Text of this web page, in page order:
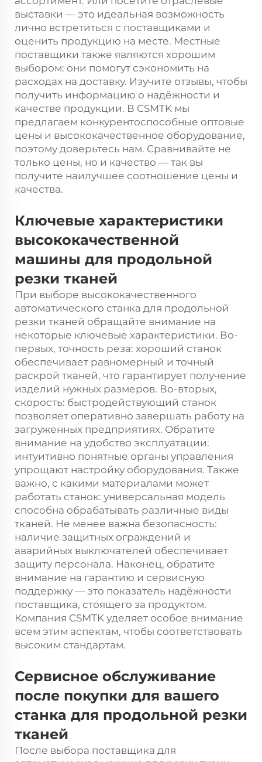
выставки — это идеальная возможность
лично встретиться с поставщиками и
оценить продукцию на месте. Местные
поставщики также являются хорошим
выбором: они помогут сэкономить на
расходах на доставку. Изучите отзывы, чтобы
получить информацию о надёжности и
качестве продукции. В CSMTK мы
предлагаем конкурентоспособные оптовые
цены и высококачественное оборудование,
поэтому доверьтесь нам. Сравнивайте не
только цены, но и качество — так вы
получите наилучшее соотношение цены и
качества.
Ключевые характеристики
высококачественной
машины для продольной
резки тканей
При выборе высококачественного
автоматического станка для продольной
резки тканей обращайте внимание на
некоторые ключевые характеристики. Во-
первых, точность реза: хороший станок
обеспечивает равномерный и точный
раскрой тканей, что гарантирует получение
изделий нужных размеров. Во-вторых,
скорость: быстродействующий станок
позволяет оперативно завершать работу на
загруженных предприятиях. Обратите
внимание на удобство эксплуатации:
интуитивно понятные органы управления
упрощают настройку оборудования. Также
важно, с какими материалами может
работать станок: универсальная модель
способна обрабатывать различные виды
тканей. Не менее важна безопасность:
наличие защитных ограждений и
аварийных выключателей обеспечивает
защиту персонала. Наконец, обратите
внимание на гарантию и сервисную
поддержку — это показатель надёжности
поставщика, стоящего за продуктом.
Компания CSMTK уделяет особое внимание
всем этим аспектам, чтобы соответствовать
высоким стандартам.
Сервисное обслуживание
после покупки для вашего
станка для продольной резки
тканей
После выбора поставщика для